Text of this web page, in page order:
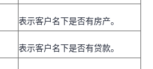
表示客户名下是否有房产。
表示客户名下是否有贷款。